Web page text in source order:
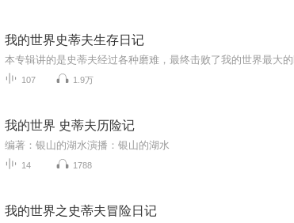
我的世界史蒂夫生存日记
本专辑讲的是史蒂夫经过各种磨难，最终击败了我的世界最大
107 1.9万
我的世界 史蒂夫历险记
编著：银山的湖水演播：银山的湖水
14 1788
我的世界之史蒂夫冒险日记